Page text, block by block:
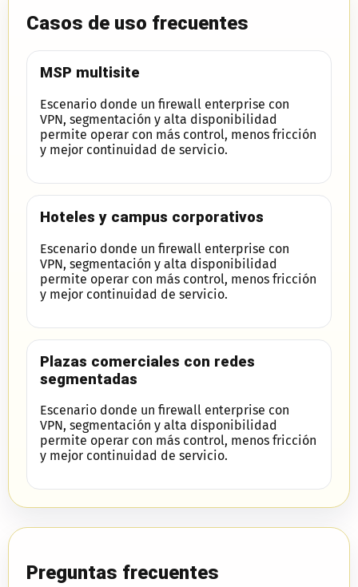
Casos de uso frecuentes
MSP multisite
Escenario donde un firewall enterprise con
VPN, segmentación y alta disponibilidad
permite operar con más control, menos fricción
y mejor continuidad de servicio.
Hoteles y campus corporativos
Escenario donde un firewall enterprise con
VPN, segmentación y alta disponibilidad
permite operar con más control, menos fricción
y mejor continuidad de servicio.
Plazas comerciales con redes
segmentadas
Escenario donde un firewall enterprise con
VPN, segmentación y alta disponibilidad
permite operar con más control, menos fricción
y mejor continuidad de servicio.
Preguntas frecuentes